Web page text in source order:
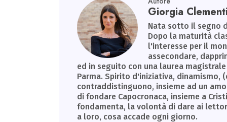
Giorgia
Nata sotto il segno
Dopo la maturità
l'interesse per il
assecondare,
ed in seguito con una laurea
Parma. Spirito d'iniziativa, dinamismo,
contraddistinguono, insieme ad un
di fondare Capocronaca, insieme a
fondamenta, la volontà di dare ai
a loro, cosa accade ogni giorno.